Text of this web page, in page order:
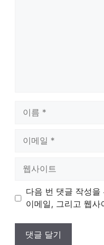
트
다음 번 댓글 작성
이메일, 그리고 웹사